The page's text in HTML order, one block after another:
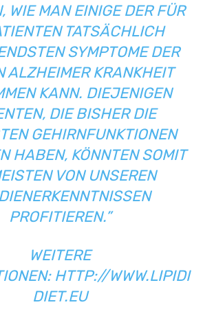
WIE MAN EINIGE DER FÜR
TATSÄCHLICH
SYMPTOME DER
ALZHEIMER KRANKHEIT
KANN. DIEJENIGEN
DIE BISHER DIE
GEHIRNFUNKTIONEN
HABEN, KÖNNTEN SOMIT
VON UNSEREN
PROFITIEREN.”
WEITERE
HTTP://WWW.LIPIDI
DIET.EU